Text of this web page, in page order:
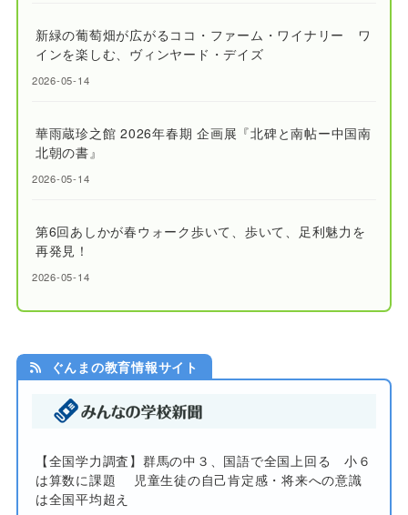
新緑の葡萄畑が広がるココ・ファーム・ワイナリー ワ
インを楽しむ、ヴィンヤード・デイズ
2026-05-14
華雨蔵珍之館 2026年春期 企画展『北碑と南帖ー中国南
北朝の書』
2026-05-14
第6回あしかが春ウォーク歩いて、歩いて、足利魅力を
再発見！
2026-05-14
ぐんまの教育情報サイト
【全国学力調査】群馬の中３、国語で全国上回る 小６
は算数に課題 児童生徒の自己肯定感・将来への意識
は全国平均超え